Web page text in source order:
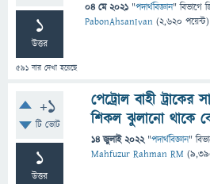
1
উত্তর
591 বার দেখা হয়েছে
04 মে 2021 "পদার্থবিজ্ঞান" বিভাগে
PabonAhsanIvan (2,620 পয়েন্ট)
+1
টি ভোট
1
উত্তর
পেট্রোল বাহী ট্রাকের
শিকল ঝুলানো থাকে
14 জুলাই 2022 "পদার্থবিজ্ঞান"
Mahfuzur Rahman RM (